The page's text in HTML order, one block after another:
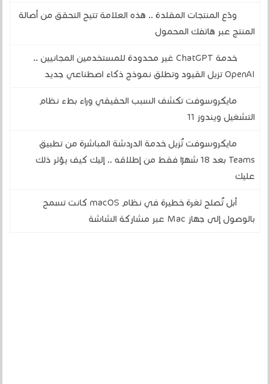
ودّع المنتجات المقلدة .. هذه العلامة تتيح التحقق من أصالة
المنتج عبر هاتفك المحمول
خدمة ChatGPT غير محدودة للمستخدمين المجانيين ..
OpenAI تزيل القيود وتطلق نموذج ذكاء اصطناعي جديد
مايكروسوفت تكشف السبب الحقيقي وراء بطء نظام
التشغيل ويندوز 11
مايكروسوفت تُزيل خدمة الدردشة المباشرة من تطبيق
Teams بعد 18 شهرًا فقط من إطلاقه .. إليك كيف يؤثر ذلك
عليك
أبل تُصلح ثغرة خطيرة في نظام macOS كانت تسمح
بالوصول إلى جهاز Mac عبر مشاركة الشاشة